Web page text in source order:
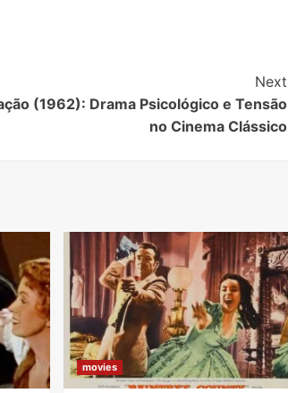
Next
(1962): Drama Psicológico e Tensão
no Cinema Clássico
movies